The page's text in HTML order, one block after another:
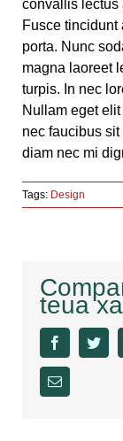
convallis lectus
Fusce tincidunt
porta. Nunc
magna laoreet
turpis. In nec
Nullam eget
nec faucibus
diam nec mi
Tags: Design
teua
facebook
Email